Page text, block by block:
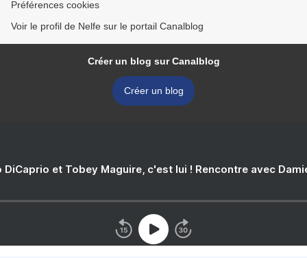
Préférences cookies
Voir le profil de Nelfe sur le portail Canalblog
Créer un blog sur Canalblog
Créer un blog
DiCaprio et Tobey Maguire, c'est lui ! Rencontre avec